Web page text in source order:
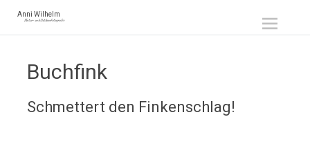
Anni Wilhelm
Natur- und Outdoorfotografie
Inhalt
Buchfink
Schmettert den Finkenschlag!